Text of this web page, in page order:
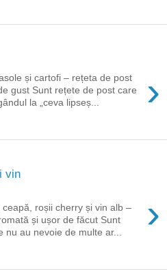
›
și cartofi – rețeta de post
gust Sunt rețete de post care
la „ceva lipseș...
vin
›
roșii cherry și vin alb –
și ușor de făcut Sunt
nu au nevoie de multe ar...